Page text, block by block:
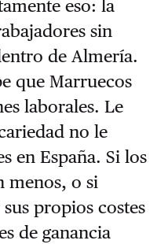
eso: la
sin
de Almería.
que Marruecos
laborales. Le
no le
en España. Si los
menos, o si
propios costes
de ganancia